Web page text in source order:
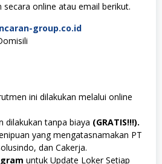
online atau email berikut.
group.co.id
ini dilakukan melalui online
dilakukan tanpa biaya (GRATIS!!!).
yang mengatasnamakan PT
dan Cakerja.
untuk Update Loker Setiap